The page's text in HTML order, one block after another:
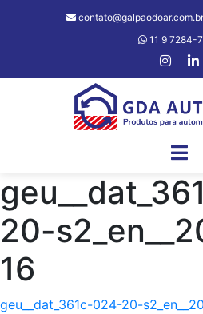
contato@galpaodoar.com.br
11 9 7284-
20-
16
geu__dat_361c-024-20-